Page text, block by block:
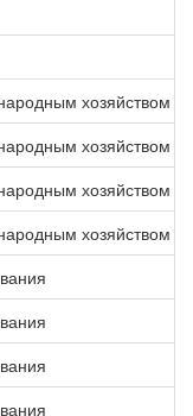
хозяйством
хозяйством
хозяйством
хозяйством